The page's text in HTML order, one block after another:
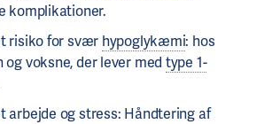
komplikationer.
risiko for svær hypoglykæmi: hos
og voksne, der lever med type 1-
arbejde og stress: Håndtering af